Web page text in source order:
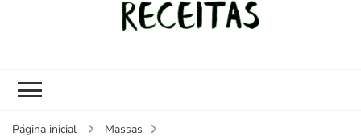
Página inicial
Massas